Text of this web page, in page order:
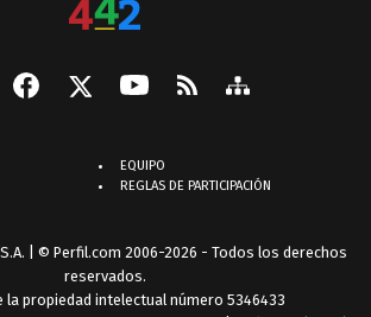
EQUIPO
REGLAS DE PARTICIPACIÓN
| © Perfil.com 2006-2026 - Todos los derechos
reservados.
la propiedad intelectual número 5346433